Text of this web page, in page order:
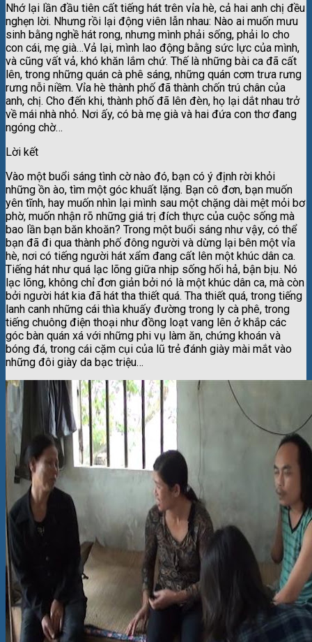
Nhớ lại lần đầu tiên cất tiếng hát trên vỉa hè, cả hai anh chị đều
nghẹn lời. Nhưng rồi lại động viên lẫn nhau: Nào ai muốn mưu
sinh bằng nghề hát rong, nhưng mình phải sống, phải lo cho
con cái, mẹ già…Vả lại, mình lao động bằng sức lực của mình,
và cũng vất vả, khó khăn lắm chứ. Thế là những bài ca đã cất
lên, trong những quán cà phê sáng, những quán cơm trưa rưng
rưng nỗi niềm. Vỉa hè thành phố đã thành chốn trú chân của
anh, chị. Cho đến khi, thành phố đã lên đèn, họ lại dắt nhau trở
về mái nhà nhỏ. Nơi ấy, có bà mẹ già và hai đứa con thơ đang
ngóng chờ…
Lời kết
Vào một buổi sáng tình cờ nào đó, bạn có ý định rời khỏi
những ồn ào, tìm một góc khuất lặng. Bạn cô đơn, bạn muốn
yên tĩnh, hay muốn nhìn lại mình sau một chặng dài mệt mỏi bơ
phờ, muốn nhận rõ những giá trị đích thực của cuộc sống mà
bao lần bạn băn khoăn? Trong một buổi sáng như vậy, có thể
bạn đã đi qua thành phố đông người và dừng lại bên một vỉa
hè, nơi có tiếng người hát xẩm đang cất lên một khúc dân ca.
Tiếng hát như quá lạc lõng giữa nhịp sống hối hả, bận bịu. Nó
lạc lõng, không chỉ đơn giản bởi nó là một khúc dân ca, mà còn
bởi người hát kia đã hát tha thiết quá. Tha thiết quá, trong tiếng
lanh canh những cái thìa khuấy đường trong ly cà phê, trong
tiếng chuông điện thoại như đồng loạt vang lên ở khắp các
góc bàn quán xá với những phi vụ làm ăn, chứng khoán và
bóng đá, trong cái cặm cụi của lũ trẻ đánh giày mài mắt vào
những đôi giày da bạc triệu…